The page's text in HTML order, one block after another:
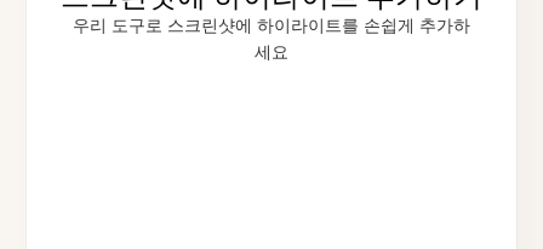
우리 도구로 스크린샷에 하이라이트를 손쉽게 추가하
세요